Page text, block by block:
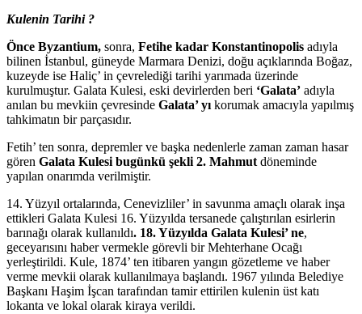
Kulenin Tarihi ?
Önce Byzantium, sonra, Fetihe kadar Konstantinopolis adıyla
bilinen İstanbul, güneyde Marmara Denizi, doğu açıklarında Boğaz,
kuzeyde ise Haliç’ in çevrelediği tarihi yarımada üzerinde
kurulmuştur. Galata Kulesi, eski devirlerden beri ‘Galata’ adıyla
anılan bu mevkiin çevresinde Galata’ yıkorumak amacıyla yapılmış
tahkimatın bir parçasıdır.
Fetih’ ten sonra, depremler ve başka nedenlerle zaman zaman hasar
gören Galata Kulesi bugünkü şekli 2. Mahmutdöneminde
yapılan onarımda verilmiştir.
14. Yüzyıl ortalarında, Cenevizliler’ in savunma amaçlı olarak inşa
ettikleri Galata Kulesi 16. Yüzyılda tersanede çalıştırılan esirlerin
barınağı olarak kullanıldı. 18. Yüzyılda Galata Kulesi’ ne,
geceyarısını haber vermekle görevli bir Mehterhane Ocağı
yerleştirildi. Kule, 1874’ ten itibaren yangın gözetleme ve haber
verme mevkii olarak kullanılmaya başlandı. 1967 yılında Belediye
Başkanı Haşim İşcan tarafından tamir ettirilen kulenin üst katı
lokanta ve lokal olarak kiraya verildi.